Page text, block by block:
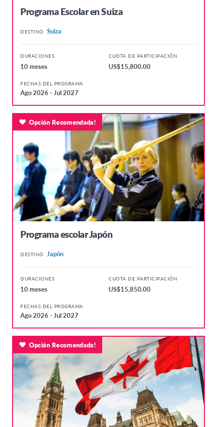
Programa Escolar en Suiza
DESTINO Suiza
DURACIONES
10 meses
CUOTA DE PARTICIPACIÓN
US$15,800.00
FECHAS DEL PROGRAMA
Ago 2026 - Jul 2027
Programa escolar Japón
DESTINO Japón
DURACIONES
10 meses
CUOTA DE PARTICIPACIÓN
US$15,850.00
FECHAS DEL PROGRAMA
Ago 2026 - Jul 2027
Opción Recomendada!
Opción Recomendada!